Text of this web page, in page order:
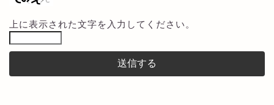
上に表示された文字を入力してください。